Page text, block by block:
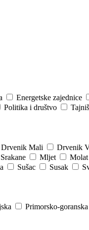
Energetske zajednice
Politika i društvo
Drvenik Mali Drvenik
Mljet Molat
Sušac Susak
Primorsko-goranska